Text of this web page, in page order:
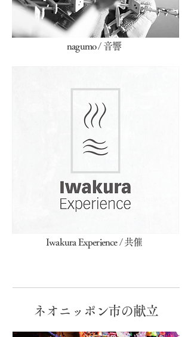
nagumo / 音響
Iwakura Experience / 共催
ネオニッポン市の献立